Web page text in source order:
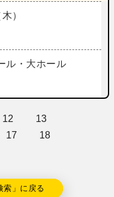
）
ル・大ホール
12
13
17
18
索」に戻る